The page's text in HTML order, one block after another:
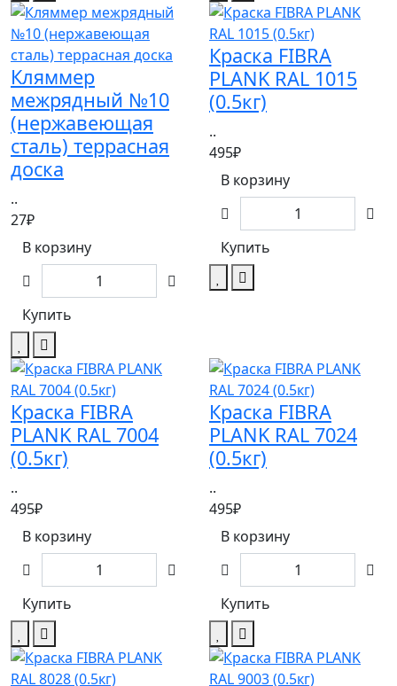
Кляммер
межрядный №10
(нержавеющая
сталь) террасная
доска
..
27₽
В корзину
Купить
Краска FIBRA
PLANK RAL 1015
(0.5кг)
..
495₽
В корзину
Купить
Краска FIBRA
PLANK RAL 7004
(0.5кг)
..
495₽
В корзину
Купить
Краска FIBRA
PLANK RAL 7024
(0.5кг)
..
495₽
В корзину
Купить